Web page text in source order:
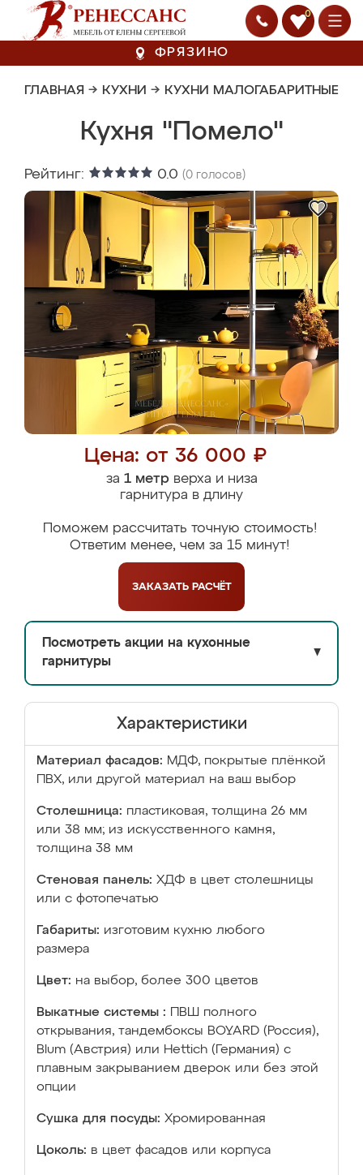
0
ФРЯЗИНО
ГЛАВНАЯ → КУХНИ → КУХНИ МАЛОГАБАРИТНЫЕ
Кухня "Помело"
Рейтинг: 0.0 (0 голосов)
Цена: от 36 000 ₽
за 1 метрверха и низа
гарнитура в длину
Поможем рассчитать точную стоимость!
Ответим менее, чем за 15 минут!
ЗАКАЗАТЬ РАСЧЁТ
Посмотреть акции на кухонные
гарнитуры
▼
Характеристики
Материал фасадов: МДФ, покрытые плёнкой
ПВХ, или другой материал на ваш выбор
Столешница: пластиковая, толщина 26 мм
или 38 мм; из искусственного камня,
толщина 38 мм
Стеновая панель: ХДФ в цвет столешницы
или с фотопечатью
Габариты: изготовим кухню любого
размера
Цвет: на выбор, более 300 цветов
Выкатные системы :
ПВШ полного
открывания, тандембоксы BOYARD (Россия),
Blum (Австрия) или Hettich (Германия) с
плавным закрыванием дверок или без этой
опции
Сушка для посуды: Хромированная
Цоколь: в цвет фасадов или корпуса